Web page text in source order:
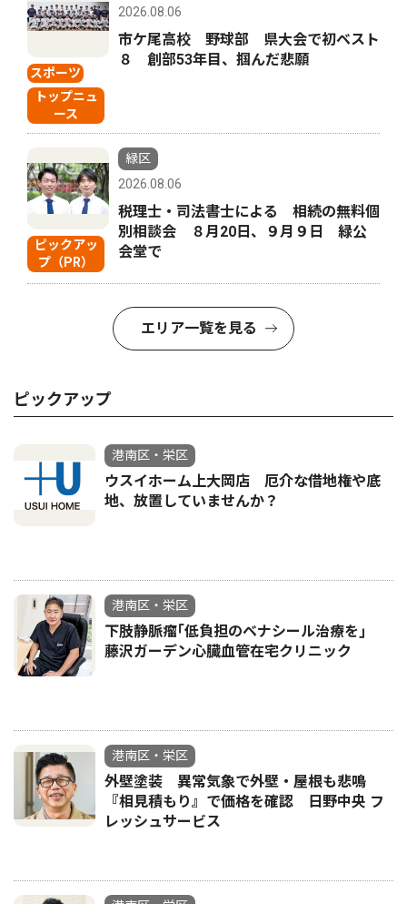
スポーツ
トップニュ
ース
2026.08.06
市ケ尾高校 野球部 県大会で初ベスト
８ 創部53年目、掴んだ悲願
ピックアッ
プ（PR）
緑区
2026.08.06
税理士・司法書士による 相続の無料個
別相談会 ８月20日、９月９日 緑公
会堂で
エリア一覧を見る
ピックアップ
港南区・栄区
ウスイホーム上大岡店 厄介な借地権や底
地、放置していませんか？
港南区・栄区
下肢静脈瘤｢低負担のベナシール治療を｣
藤沢ガーデン心臓血管在宅クリニック
港南区・栄区
外壁塗装 異常気象で外壁・屋根も悲鳴
『相見積もり』で価格を確認 日野中央 フ
レッシュサービス